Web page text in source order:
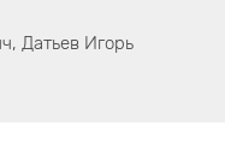
Датьев Игорь